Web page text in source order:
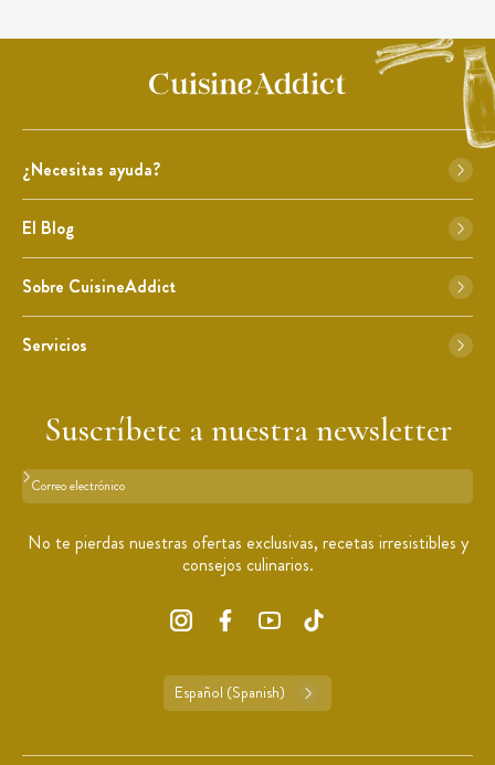
¿Necesitas ayuda?
El Blog
Sobre CuisineAddict
Servicios
Suscríbete a nuestra newsletter
Formato: dirección@email.com
No te pierdas nuestras ofertas exclusivas, recetas irresistibles y
consejos culinarios.
Español (Spanish)